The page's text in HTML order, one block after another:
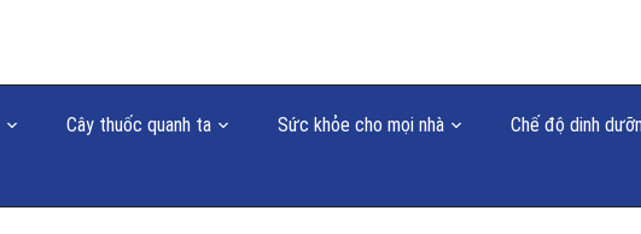
Cây thuốc quanh ta Sức khỏe cho mọi nhà
Chế độ dinh